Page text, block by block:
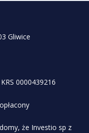
Gliwice
0000439216
że Investio sp z